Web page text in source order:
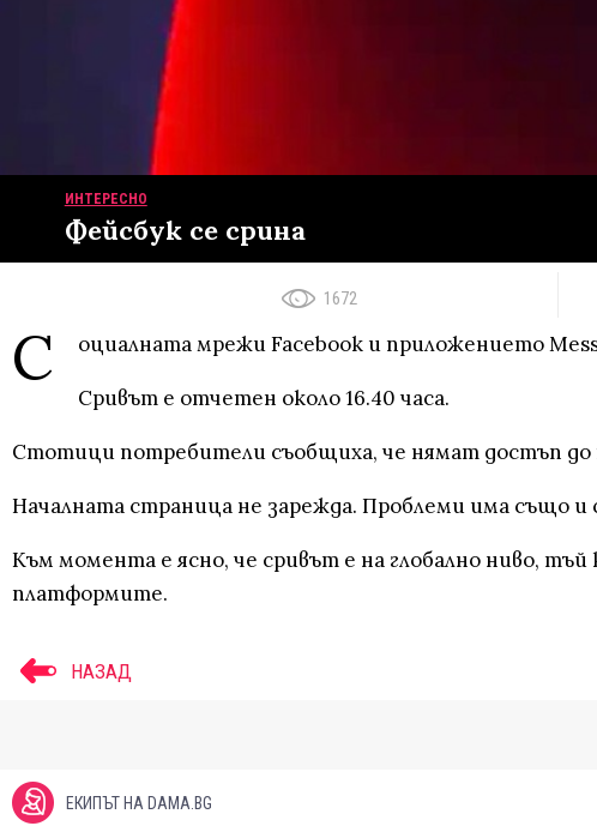
ИНТЕРЕСНО
Фейсбук се срина
1672
С оциалната мрежи Facebook и приложението
Сривът е отчетен около 16.40 часа.
Стотици потребители съобщиха, че нямат достъп
Началната страница не зарежда. Проблеми има също и
Към момента е ясно, че сривът е на глобално ниво,
платформите.
НАЗАД
ЕКИПЪТ НА DAMA.BG